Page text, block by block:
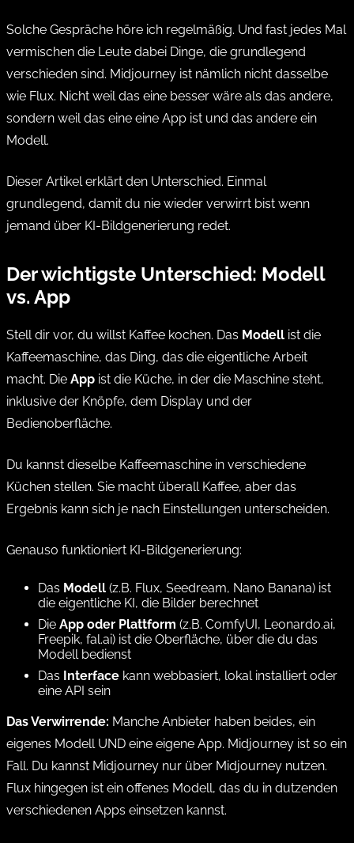
Solche Gespräche höre ich regelmäßig. Und fast jedes Mal
vermischen die Leute dabei Dinge, die grundlegend
verschieden sind. Midjourney ist nämlich nicht dasselbe
wie Flux. Nicht weil das eine besser wäre als das andere,
sondern weil das eine eine App ist und das andere ein
Modell.
Dieser Artikel erklärt den Unterschied. Einmal
grundlegend, damit du nie wieder verwirrt bist wenn
jemand über KI-Bildgenerierung redet.
Der wichtigste Unterschied: Modell
vs. App
Stell dir vor, du willst Kaffee kochen. Das Modell ist die
Kaffeemaschine, das Ding, das die eigentliche Arbeit
macht. Die App ist die Küche, in der die Maschine steht,
inklusive der Knöpfe, dem Display und der
Bedienoberfläche.
Du kannst dieselbe Kaffeemaschine in verschiedene
Küchen stellen. Sie macht überall Kaffee, aber das
Ergebnis kann sich je nach Einstellungen unterscheiden.
Genauso funktioniert KI-Bildgenerierung:
Das Modell (z.B. Flux, Seedream, Nano Banana) ist
die eigentliche KI, die Bilder berechnet
Die App oder Plattform (z.B. ComfyUI, Leonardo.ai,
Freepik, fal.ai) ist die Oberfläche, über die du das
Modell bedienst
Das Interface kann webbasiert, lokal installiert oder
eine API sein
Das Verwirrende: Manche Anbieter haben beides, ein
eigenes Modell UND eine eigene App. Midjourney ist so ein
Fall. Du kannst Midjourney nur über Midjourney nutzen.
Flux hingegen ist ein offenes Modell, das du in dutzenden
verschiedenen Apps einsetzen kannst.